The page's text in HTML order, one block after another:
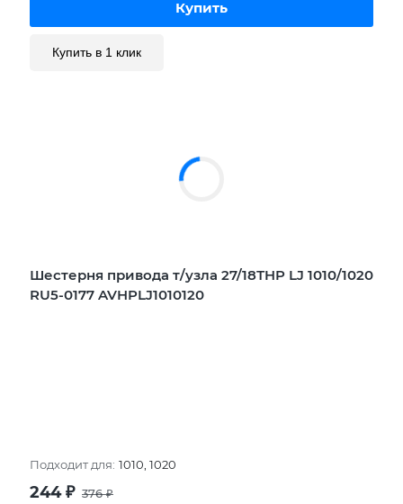
Купить в 1 клик
Шестерня привода т/узла 27/18ТHP LJ 1010/1020
RU5-0177 AVHPLJ1010120
Подходит для: 1010, 1020
244₽ 376₽